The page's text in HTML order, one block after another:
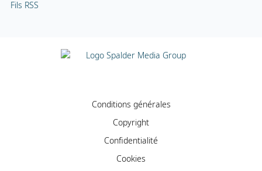
Fils RSS
Conditions générales
Copyright
Confidentialité
Cookies